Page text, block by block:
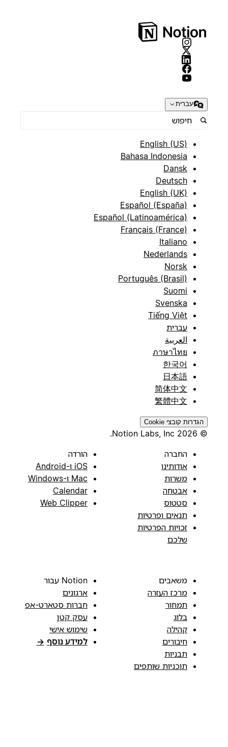
עברית
English (US)
Bahasa Indonesia
Dansk
Deutsch
English (UK)
Español (España)
Español (Latinoamérica)
Français (France)
Italiano
Nederlands
Norsk
Português (Brasil)
Suomi
Svenska
Tiếng Việt
עברית
العربية
ภาษาไทย
한국어
日本語
简体中文
繁體中文
הגדרות קובצי Cookie
החברה
אודותינו
משרות
אבטחה
סטטוס
תנאים ופרטיות
זכויות הפרטיות
שלכם
הורדה
iOS ו-Android
Mac ו-Windows
Calendar
Web Clipper
משאבים
מרכז העזרה
תמחור
בלוג
קהילה
חיבורים
תבניות
תוכניות שותפים
Notion עבור
ארגונים
חברות סטארט-אפ
עסק קטן
שימוש אישי
למידע נוסף →